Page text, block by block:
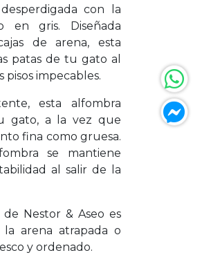
con la
en gris. Diseñada
de arena, esta
patas de tu gato al
impecables.
esta alfombra
gato, a la vez que
fina como gruesa.
se mantiene
al salir de la
Nestor & Aseo es
arena atrapada o
y ordenado.